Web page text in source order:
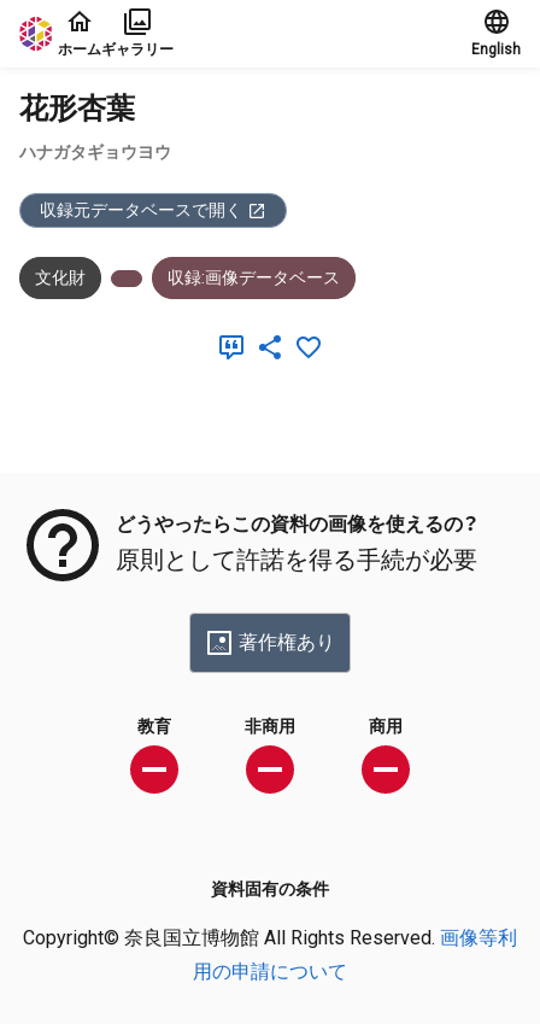
本文に飛ぶ
ホームギャラリー English
花形杏葉
ハナガタギョウヨウ
収録元データベースで開く
文化財 収録:画像データベース
どうやったらこの資料の画像を使えるの？
原則として許諾を得る手続が必要
著作権あり
教育 非商用 商用
資料固有の条件
Copyright© 奈良国立博物館 All Rights Reserved. 画像等利
用の申請について